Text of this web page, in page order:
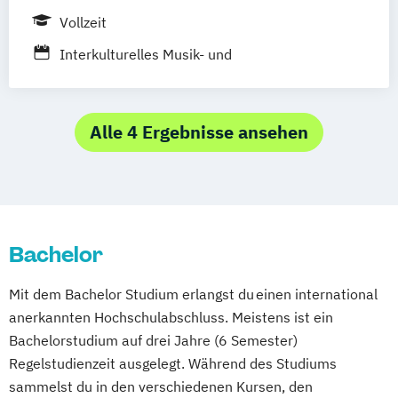
Vollzeit
Interkulturelles Musik- und
Alle 4 Ergebnisse ansehen
Bachelor
Mit dem Bachelor Studium erlangst du einen international
anerkannten Hochschulabschluss. Meistens ist ein
Bachelorstudium auf drei Jahre (6 Semester)
Regelstudienzeit ausgelegt. Während des Studiums
sammelst du in den verschiedenen Kursen, den